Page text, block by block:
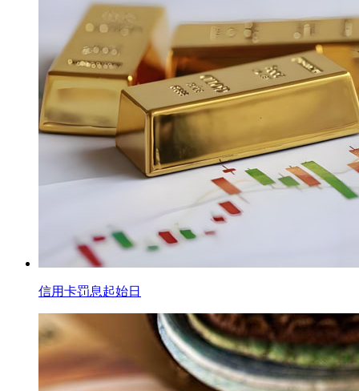
信用卡罚息起始日